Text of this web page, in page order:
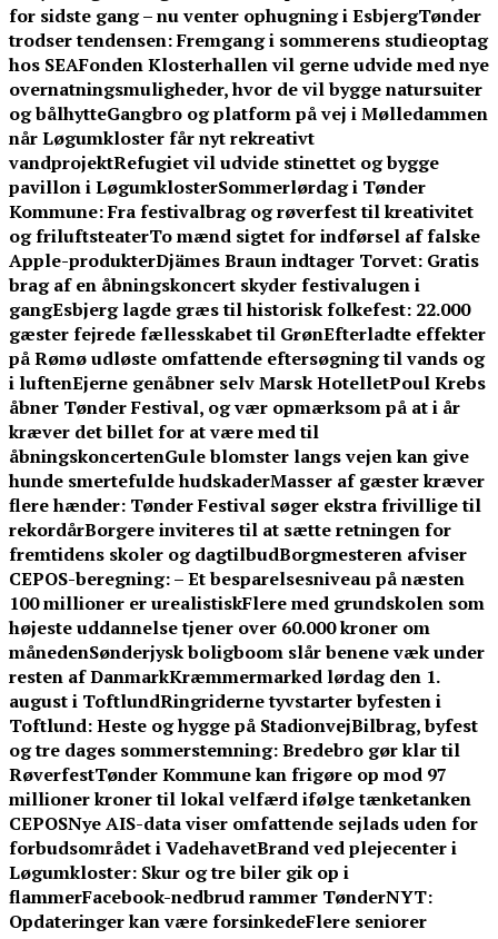
for sidste gang – nu venter ophugning i EsbjergTønder
trodser tendensen: Fremgang i sommerens studieoptag
hos SEAFonden Klosterhallen vil gerne udvide med nye
overnatningsmuligheder, hvor de vil bygge natursuiter
og bålhytteGangbro og platform på vej i Mølledammen
når Løgumkloster får nyt rekreativt
vandprojektRefugiet vil udvide stinettet og bygge
pavillon i LøgumklosterSommerlørdag i Tønder
Kommune: Fra festivalbrag og røverfest til kreativitet
og friluftsteaterTo mænd sigtet for indførsel af falske
Apple-produkterDjämes Braun indtager Torvet: Gratis
brag af en åbningskoncert skyder festivalugen i
gangEsbjerg lagde græs til historisk folkefest: 22.000
gæster fejrede fællesskabet til GrønEfterladte effekter
på Rømø udløste omfattende eftersøgning til vands og
i luftenEjerne genåbner selv Marsk HotelletPoul Krebs
åbner Tønder Festival, og vær opmærksom på at i år
kræver det billet for at være med til
åbningskoncertenGule blomster langs vejen kan give
hunde smertefulde hudskaderMasser af gæster kræver
flere hænder: Tønder Festival søger ekstra frivillige til
rekordårBorgere inviteres til at sætte retningen for
fremtidens skoler og dagtilbudBorgmesteren afviser
CEPOS-beregning: – Et besparelsesniveau på næsten
100 millioner er urealistiskFlere med grundskolen som
højeste uddannelse tjener over 60.000 kroner om
månedenSønderjysk boligboom slår benene væk under
resten af DanmarkKræmmermarked lørdag den 1.
august i ToftlundRingriderne tyvstarter byfesten i
Toftlund: Heste og hygge på StadionvejBilbrag, byfest
og tre dages sommerstemning: Bredebro gør klar til
RøverfestTønder Kommune kan frigøre op mod 97
millioner kroner til lokal velfærd ifølge tænketanken
CEPOSNye AIS-data viser omfattende sejlads uden for
forbudsområdet i VadehavetBrand ved plejecenter i
Løgumkloster: Skur og tre biler gik op i
flammerFacebook-nedbrud rammer TønderNYT:
Opdateringer kan være forsinkedeFlere seniorer